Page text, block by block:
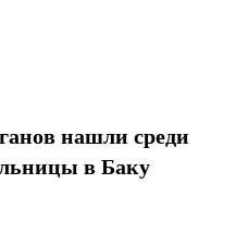
нашли среди
в Баку